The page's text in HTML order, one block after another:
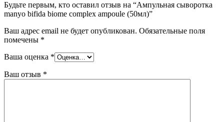
Будьте первым, кто оставил отзыв на “Ампульная сыворотка
manyo bifida biome complex ampoule (50мл)”
Ваш адрес email не будет опубликован. Обязательные поля
помечены *
Ваша оценка *
Ваш отзыв *